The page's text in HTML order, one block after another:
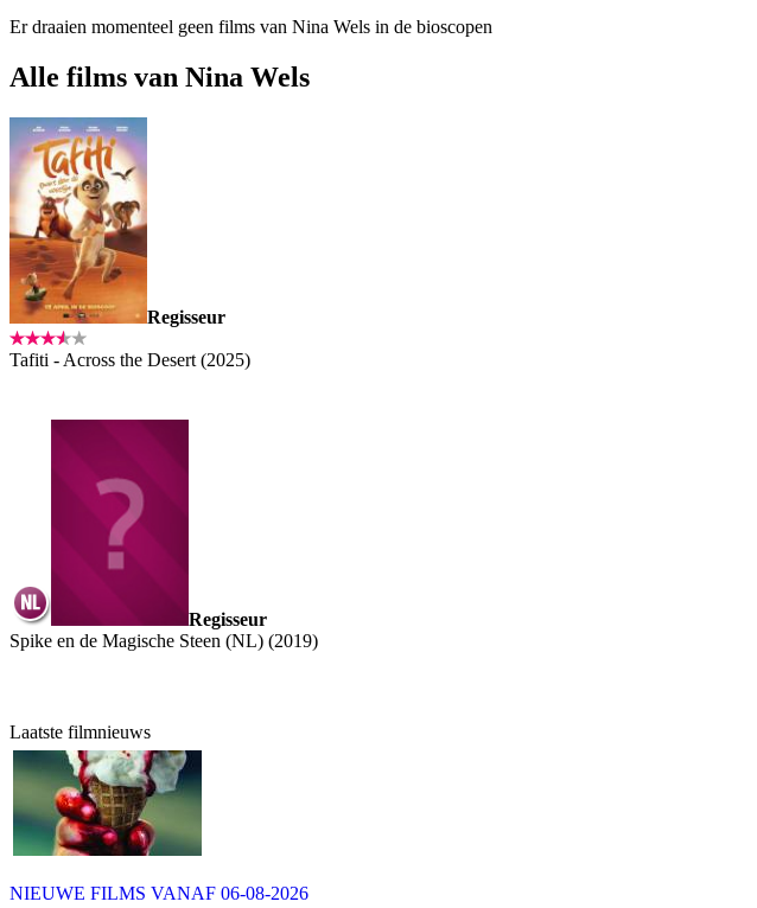
Er draaien momenteel geen films van Nina Wels in de bioscopen
Alle films van Nina Wels
Regisseur
Tafiti - Across the Desert (2025)
Regisseur
Spike en de Magische Steen (NL) (2019)
Laatste filmnieuws
NIEUWE FILMS VANAF 06-08-2026